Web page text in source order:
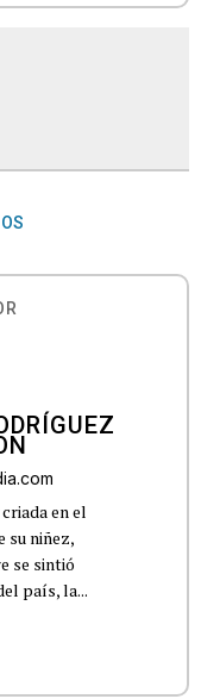
en el
su niñez,
se sintió
país, la...